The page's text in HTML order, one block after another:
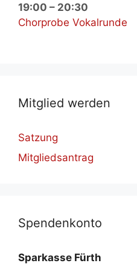
19:00 – 20:30
Chorprobe Vokalrunde
Mit­glied wer­den
Satzung
Mitgliedsantrag
Spen­den­kon­to
Spar­kas­se Fürth